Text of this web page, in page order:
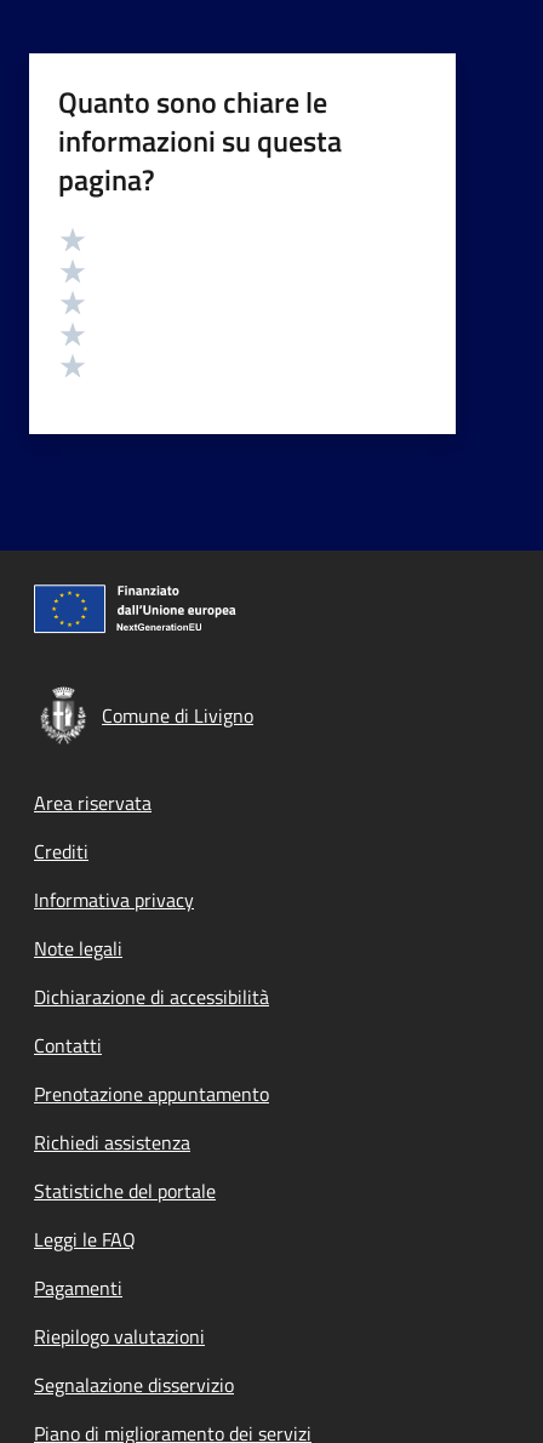
Quanto sono chiare le
informazioni su questa
pagina?
Valutazione
Comune di Livigno
Footer menu
Area riservata
Crediti
Informativa privacy
Note legali
Dichiarazione di accessibilità
Contatti
Prenotazione appuntamento
Richiedi assistenza
Statistiche del portale
Leggi le FAQ
Pagamenti
Riepilogo valutazioni
Segnalazione disservizio
Piano di miglioramento dei servizi